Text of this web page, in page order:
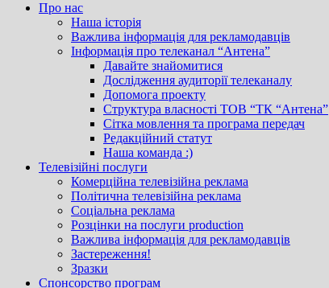
Про нас
Наша історія
Важлива інформація для рекламодавців
Інформація про телеканал “Антена”
Давайте знайомитися
Дослідження аудиторії телеканалу
Допомога проекту
Cтруктура власності ТОВ “ТК “Антена”
Сітка мовлення та програма передач
Редакційний статут
Наша команда :)
Телевізійні послуги
Комерційна телевізійна реклама
Політична телевізійна реклама
Соціальна реклама
Розцінки на послуги production
Важлива інформація для рекламодавців
Застереження!
Зразки
Спонсорство програм